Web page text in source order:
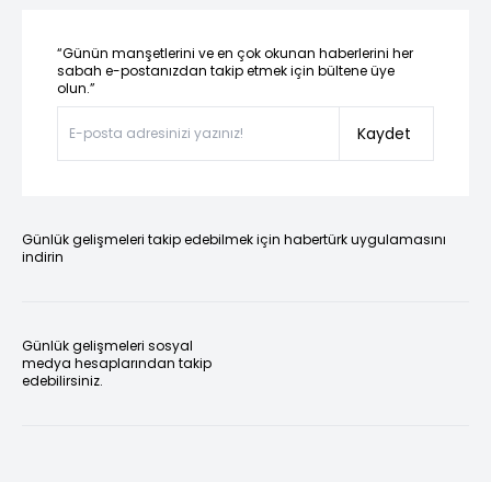
“Günün manşetlerini ve en çok okunan haberlerini her
sabah e-postanızdan takip etmek için bültene üye
olun.”
Kaydet
Günlük gelişmeleri takip edebilmek için habertürk uygulamasını
indirin
Günlük gelişmeleri sosyal
medya hesaplarından takip
edebilirsiniz.